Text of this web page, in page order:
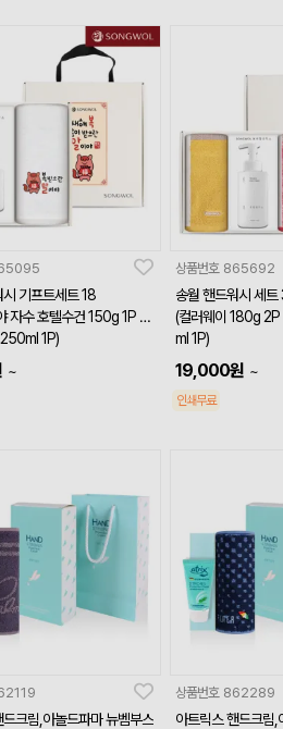
시 기프트세트 18
자수 호텔수건 150g 1P +
1P)
~
상품번호 865692
송월 핸드워시 세
(컬러웨이 180g
ml 1P)
19,000원 ~
인쇄무료
드크림,아놀드파마 뉴벰부스
상품번호 862289
아트릭스 핸드크림